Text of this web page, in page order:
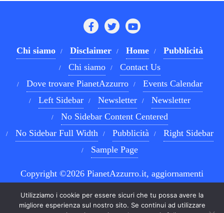
Chi siamo Disclaimer Home
Pubblicità
Chi siamo
Contact Us
Dove trovare PianetAzzurro
Events Calendar
Left Sidebar
Newsletter
Newsletter
No Sidebar Content Centered
No Sidebar Full Width
Pubblicità
Right Sidebar
Sample Page
Copyright ©2026 PianetAzzurro.it, aggiornamenti
rights reserved.Powered byWordPress & Designed by
Utilizziamo i cookie per essere sicuri che tu possa avere la
migliore esperienza sul nostro sito. Se continui ad utilizzare